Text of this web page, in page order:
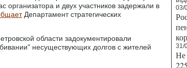
и двух участников задержали в
Департамент стратегических
области задокументировали
несуществующих долгов с жителей
03/
31/
Не